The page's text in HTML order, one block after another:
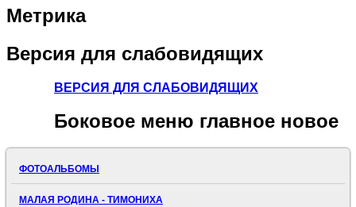
Метрика
Версия для слабовидящих
ВЕРСИЯ ДЛЯ СЛАБОВИДЯЩИХ
Боковое меню главное новое
ФОТОАЛЬБОМЫ
МАЛАЯ РОДИНА - ТИМОНИХА